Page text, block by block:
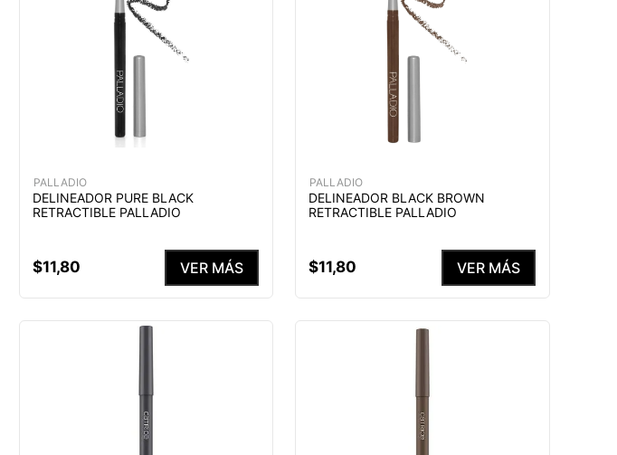
PALLADIO
DELINEADOR PURE BLACK
RETRACTIBLE PALLADIO
$11,80 VER MÁS
PALLADIO
DELINEADOR BLACK BROWN
RETRACTIBLE PALLADIO
$11,80 VER MÁS